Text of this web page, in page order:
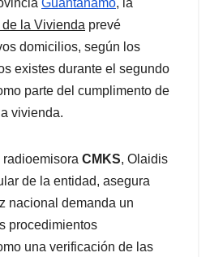
la Vivienda prevé
domicilios, según los
existes durante el segundo
parte del cumplimento de
vivienda.
CMKS, Olaidis
de la entidad, asegura
nacional demanda un
procedimientos
una verificación de las